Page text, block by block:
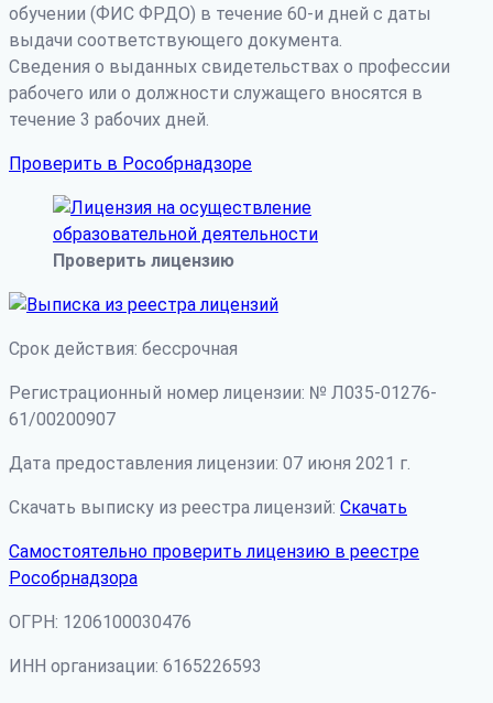
обучении (ФИС ФРДО) в течение 60-и дней с даты
выдачи соответствующего документа.
Сведения о выданных свидетельствах о профессии
рабочего или о должности служащего вносятся в
течение 3 рабочих дней.
Проверить в Рособрнадзоре
Проверить лицензию
Срок действия: бессрочная
Регистрационный номер лицензии: № Л035-01276-
61/00200907
Дата предоставления лицензии: 07 июня 2021 г.
Скачать выписку из реестра лицензий: Скачать
Самостоятельно проверить лицензию в реестре
Рособрнадзора
ОГРН: 1206100030476
ИНН организации: 6165226593